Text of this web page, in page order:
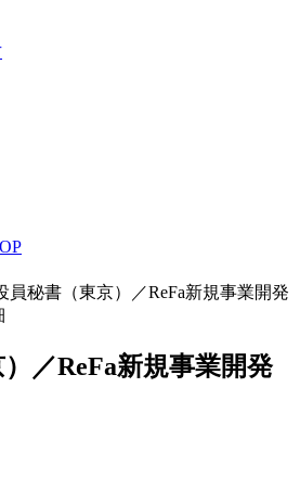
員秘書（東京）／ReFa新規事業開発
／ReFa新規事業開発